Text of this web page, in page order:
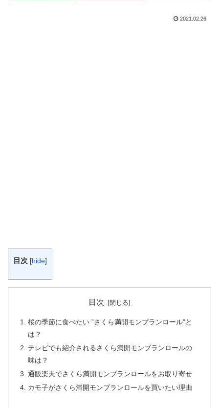
2021.02.26
目次 [hide]
目次
桜の季節に食べたい ”さくら満開モンブランロール”と
は？
テレビでも紹介されるさくら満開モンブランロールの
味は？
通販楽天でさくら満開モンブランロールをお取り寄せ
カモ子がさくら満開モンブランロールを買いたい理由